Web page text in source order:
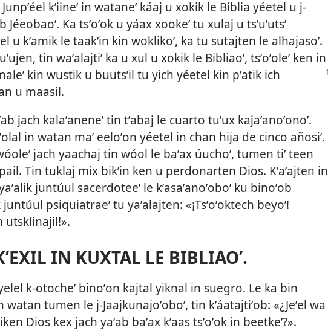
kʼiineʼ in wataneʼ káaj u xokik le Biblia yéetel u j-
Jéeobaoʼ. Ka tsʼoʼok u yáax xookeʼ tu xulaj u tsʼuʼutsʼ
u kʼamik le taakʼin kin woklikoʼ, ka tu sutajten le alhajasoʼ.
tin waʼalajtiʼ ka u xul u xokik le Bibliaoʼ, tsʼoʼoleʼ ken in
kin wustik u buutsʼil tu yich yéetel kin pʼatik ich
u maasil.
jach kalaʼaneneʼ tin tʼabaj le cuarto tuʼux kajaʼanoʼonoʼ.
in watan maʼ eeloʼon yéetel in chan hija de cinco añosiʼ.
jach yaachaj tin wóol le baʼax úuchoʼ, tumen tiʼ teen
Tin tuklaj mix bikʼin ken u perdonarten Dios. Kʼaʼajten in
juntúul sacerdoteeʼ le kʼasaʼanoʼoboʼ ku binoʼob
psiquiatraeʼ tu yaʼalajten: «¡Tsʼoʼoktech beyoʼ!
utskíinajil!».
IN KUXTAL LE BIBLIAOʼ.
yelel k-otocheʼ binoʼon kajtal yiknal in suegro. Le ka bin
tumen le j-Jaajkunajoʼoboʼ, tin kʼáatajtiʼob: «¿Jeʼel wa
Dios kex jach yaʼab baʼax kʼaas tsʼoʼok in beetkeʼ?».